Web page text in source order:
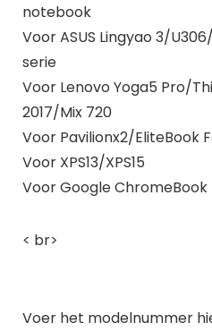
notebook
Voor ASUS Lingyao 3/
serie
Voor Lenovo Yoga5 Pro/
2017/Mix 720
Voor Pavilionx2/EliteBook
Voor XPS13/XPS15
Voor Google ChromeBook
< br>
Voer het modelnummer